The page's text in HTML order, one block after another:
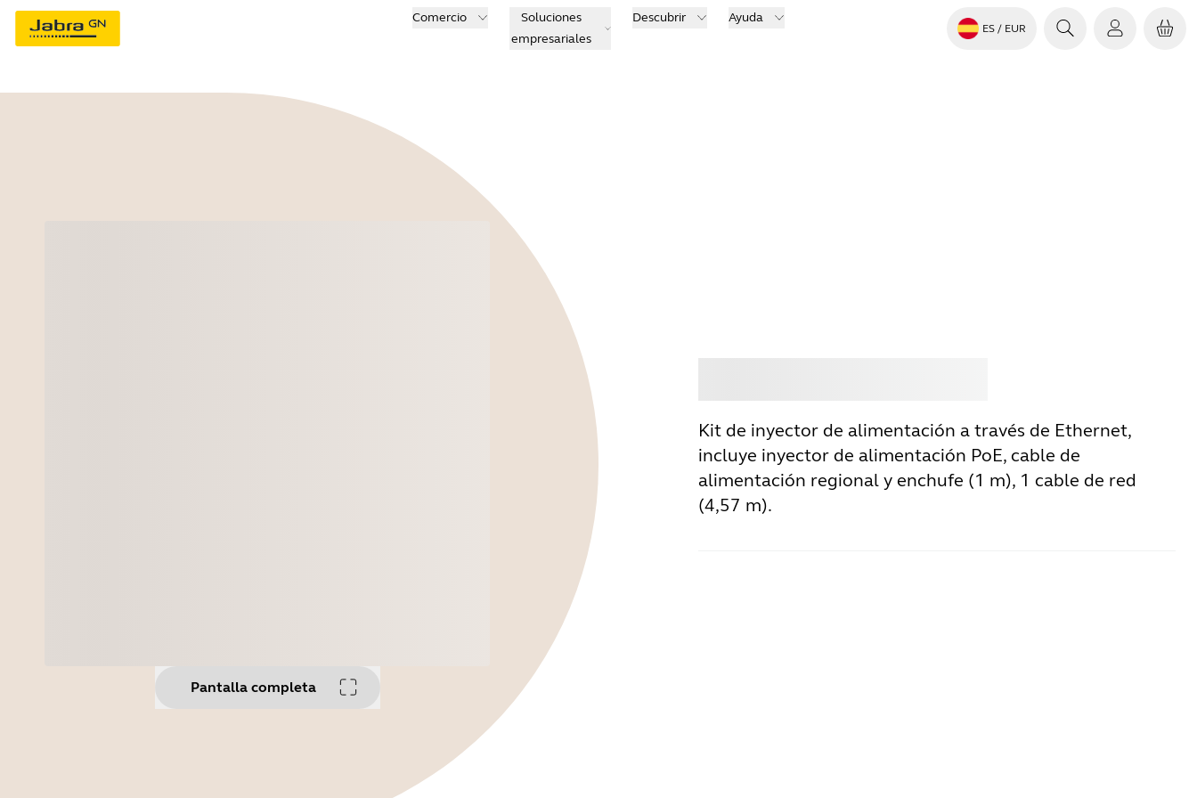
Comercio
Soluciones
empresariales
Descubrir Ayuda
ES / EUR
Pantalla completa
Kit de inyector de alimentación a través de Ethernet,
incluye inyector de alimentación PoE, cable de
alimentación regional y enchufe (1 m), 1 cable de red
(4,57 m).